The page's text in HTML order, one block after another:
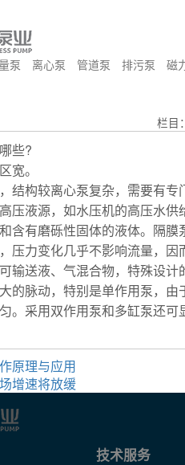
泵 离心泵 管道泵 排污泵 磁
栏目：
些?
。
较离心泵复杂，需要有专
压液源，如水压机的高压水
含有磨砾性固体的液体。隔膜
力变化几乎不影响流量，因
送液、气混合物，特殊设计
动，特别是单作用泵，由
。采用双作用泵和多缸泵还可
原理与应用
增速将放缓
技术服务